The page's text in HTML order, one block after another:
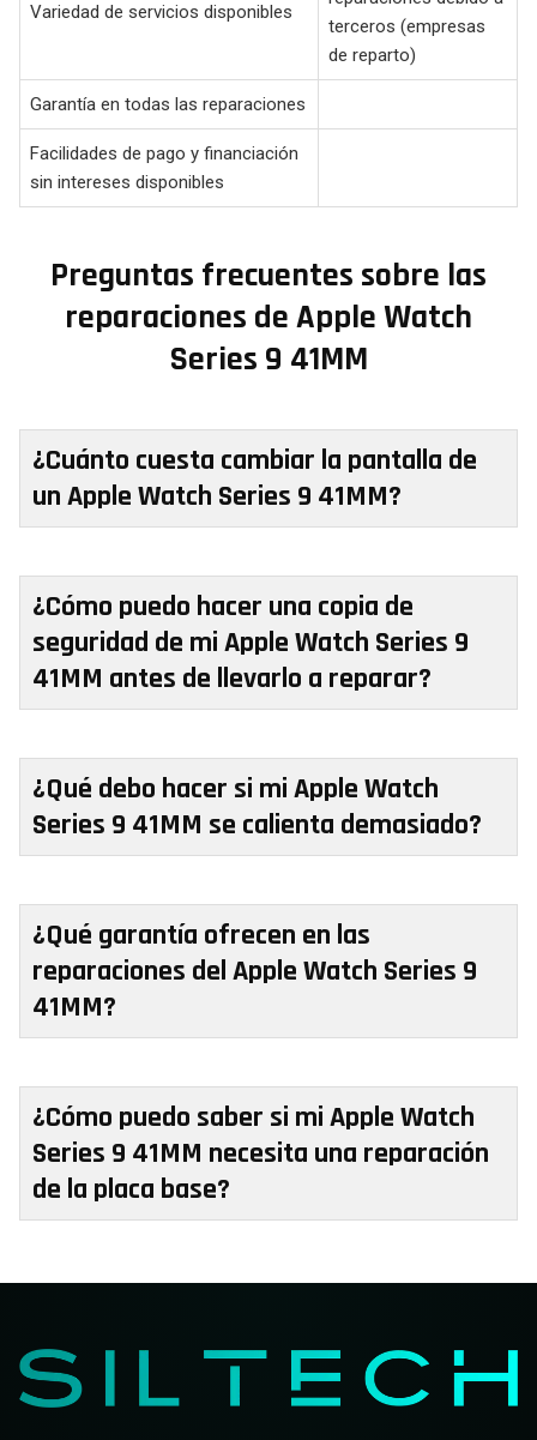
Variedad de servicios disponibles
terceros (empresas
de reparto)
Garantía en todas las reparaciones
Facilidades de pago y financiación
sin intereses disponibles
Preguntas frecuentes sobre las
reparaciones de Apple Watch
Series 9 41MM
¿Cuánto cuesta cambiar la pantalla de
un Apple Watch Series 9 41MM?
¿Cómo puedo hacer una copia de
seguridad de mi Apple Watch Series 9
41MM antes de llevarlo a reparar?
¿Qué debo hacer si mi Apple Watch
Series 9 41MM se calienta demasiado?
¿Qué garantía ofrecen en las
reparaciones del Apple Watch Series 9
41MM?
¿Cómo puedo saber si mi Apple Watch
Series 9 41MM necesita una reparación
de la placa base?